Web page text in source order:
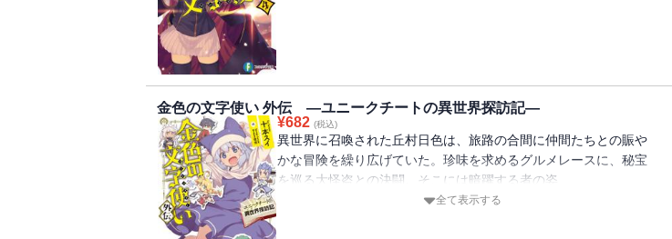
金色の文字使い 外伝 ―ユニークチートの異世界探訪記―
¥682 (税込)
異世界に召喚された丘村日色は、旅路の合間に仲間たちとの賑や
かな冒険を繰り広げていた。珍味を求めるグルメレースに、秘宝
を巡る大怪盗との決闘。そこには暗躍する者の姿
も・・・・・・。異世界ライフ満喫の外伝がここに！
全て表示する